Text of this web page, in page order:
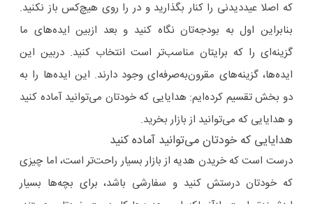
که اصلا عیددیدنی را کنار بگذارید و در را روی هیچ‌کس باز نکنید.
بنابراین اول به بودجه‌تان نگاه کنید و بعد ازبین ایده‌های ما
گزینه‌ای را که برایتان مناسب‌تر است انتخاب کنید. دربین این
ایده‌ها، گزینه‌های مقرون‌به‌صرفه‌ای وجود دارند. این ایده‌ها را به
دو بخش تقسیم کرده‌ایم: هدایایی‌ که خودتان می‌توانید آماده کنید
و هدایایی که می‌توانید از بازار بخرید.
هدایایی‌ که خودتان می‌توانید آماده کنید
درست است که خریدن هدیه از بازار بسیار راحت‌تر است، اما چیزی‌
که خودتان درستش کنید و سفارشی باشد، برای بچه‌ها بسیار